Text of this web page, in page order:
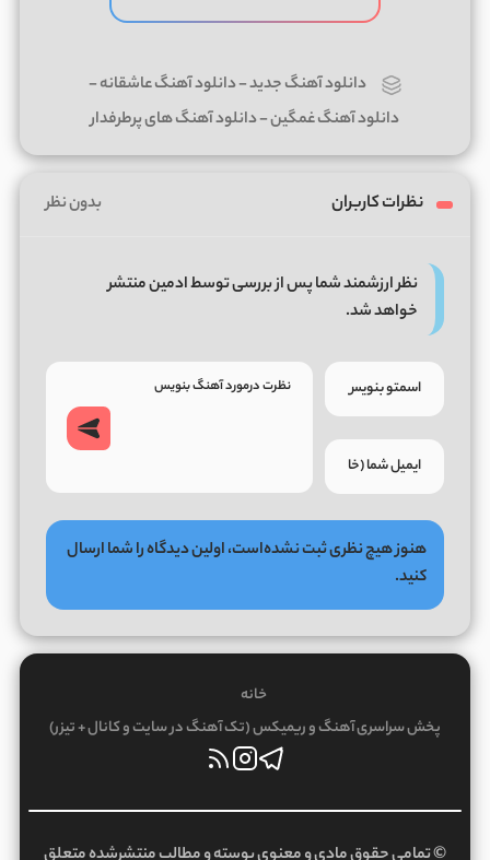
دانلود آهنگ جدید-دانلود آهنگ عاشقانه-
دانلود آهنگ غمگین-دانلود آهنگ های پرطرفدار
نظرات کاربران بدون نظر
نظر ارزشمند شما پس از بررسی توسط ادمین منتشر
خواهد شد.
هنوز هیچ نظری ثبت نشده‌است، اولین دیدگاه را شما ارسال
کنید.
خانه
پخش سراسری آهنگ و ریمیکس (تک آهنگ در سایت و کانال + تیزر)